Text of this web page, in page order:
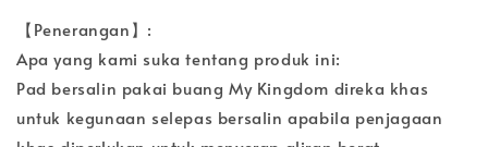
【Penerangan】:
Apa yang kami suka tentang produk ini:
Pad bersalin pakai buang My Kingdom direka khas
untuk kegunaan selepas bersalin apabila penjagaan